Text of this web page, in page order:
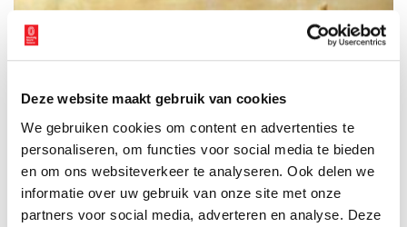
Deze website maakt gebruik van cookies
We gebruiken cookies om content en advertenties te
personaliseren, om functies voor social media te bieden
en om ons websiteverkeer te analyseren. Ook delen we
informatie over uw gebruik van onze site met onze
partners voor social media, adverteren en analyse. Deze
gevoelige slag toebracht
Over de bevrijding van Alkmaar en Leiden zijn al de nodige
boeken geschreven, maar de Slag op de Zuiderzee, die voor
een ommekeer zorgde in de strijd tegen het Spaanse juk, kwam
er tot nu toe bekaaid vanaf. De publicatie van een nieuw boek
moet in deze lacune voorzien. Dit is deel twee uit een serie van